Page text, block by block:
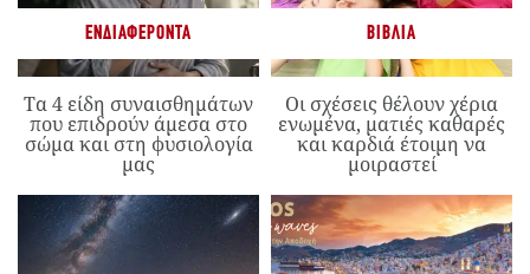
ΕΝΔΙΑΦΈΡΟΝΤΑ
Τα 4 είδη συναισθημάτων
που επιδρούν άμεσα στο
σώμα και στη φυσιολογία
μας
ΒΙΒΛΊΑ
Οι σχέσεις θέλουν χέρια
ενωμένα, ματιές καθαρές
και καρδιά έτοιμη να
μοιραστεί